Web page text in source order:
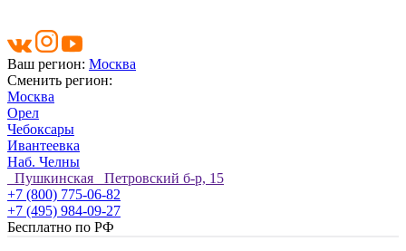
Ваш регион: Москва
Сменить регион:
Москва
Орел
Чебоксары
Ивантеевка
Наб. Челны
Пушкинская Петровский б-р, 15
+7 (800) 775-06-82
+7 (495) 984-09-27
Бесплатно по РФ